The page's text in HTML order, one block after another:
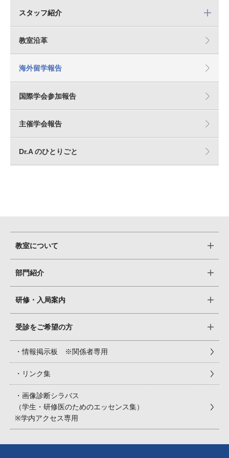
スタッフ紹介
教室沿革
海外留学報告
国際学会参加報告
主催学会報告
Dr.A のひとりごと
教室について
部門紹介
研修・入局案内
受診をご希望の方
・情報掲示板 ※関係者専用
・リンク集
・画像診断シラバス
（学生・研修医のためのエッセンス集）
※学内アクセス専用